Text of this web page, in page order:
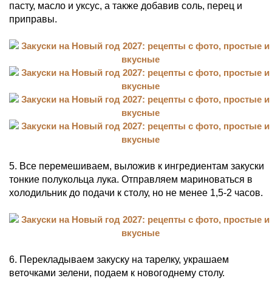
пасту, масло и уксус, а также добавив соль, перец и
приправы.
5. Все перемешиваем, выложив к ингредиентам закуски
тонкие полукольца лука. Отправляем мариноваться в
холодильник до подачи к столу, но не менее 1,5-2 часов.
6. Перекладываем закуску на тарелку, украшаем
веточками зелени, подаем к новогоднему столу.